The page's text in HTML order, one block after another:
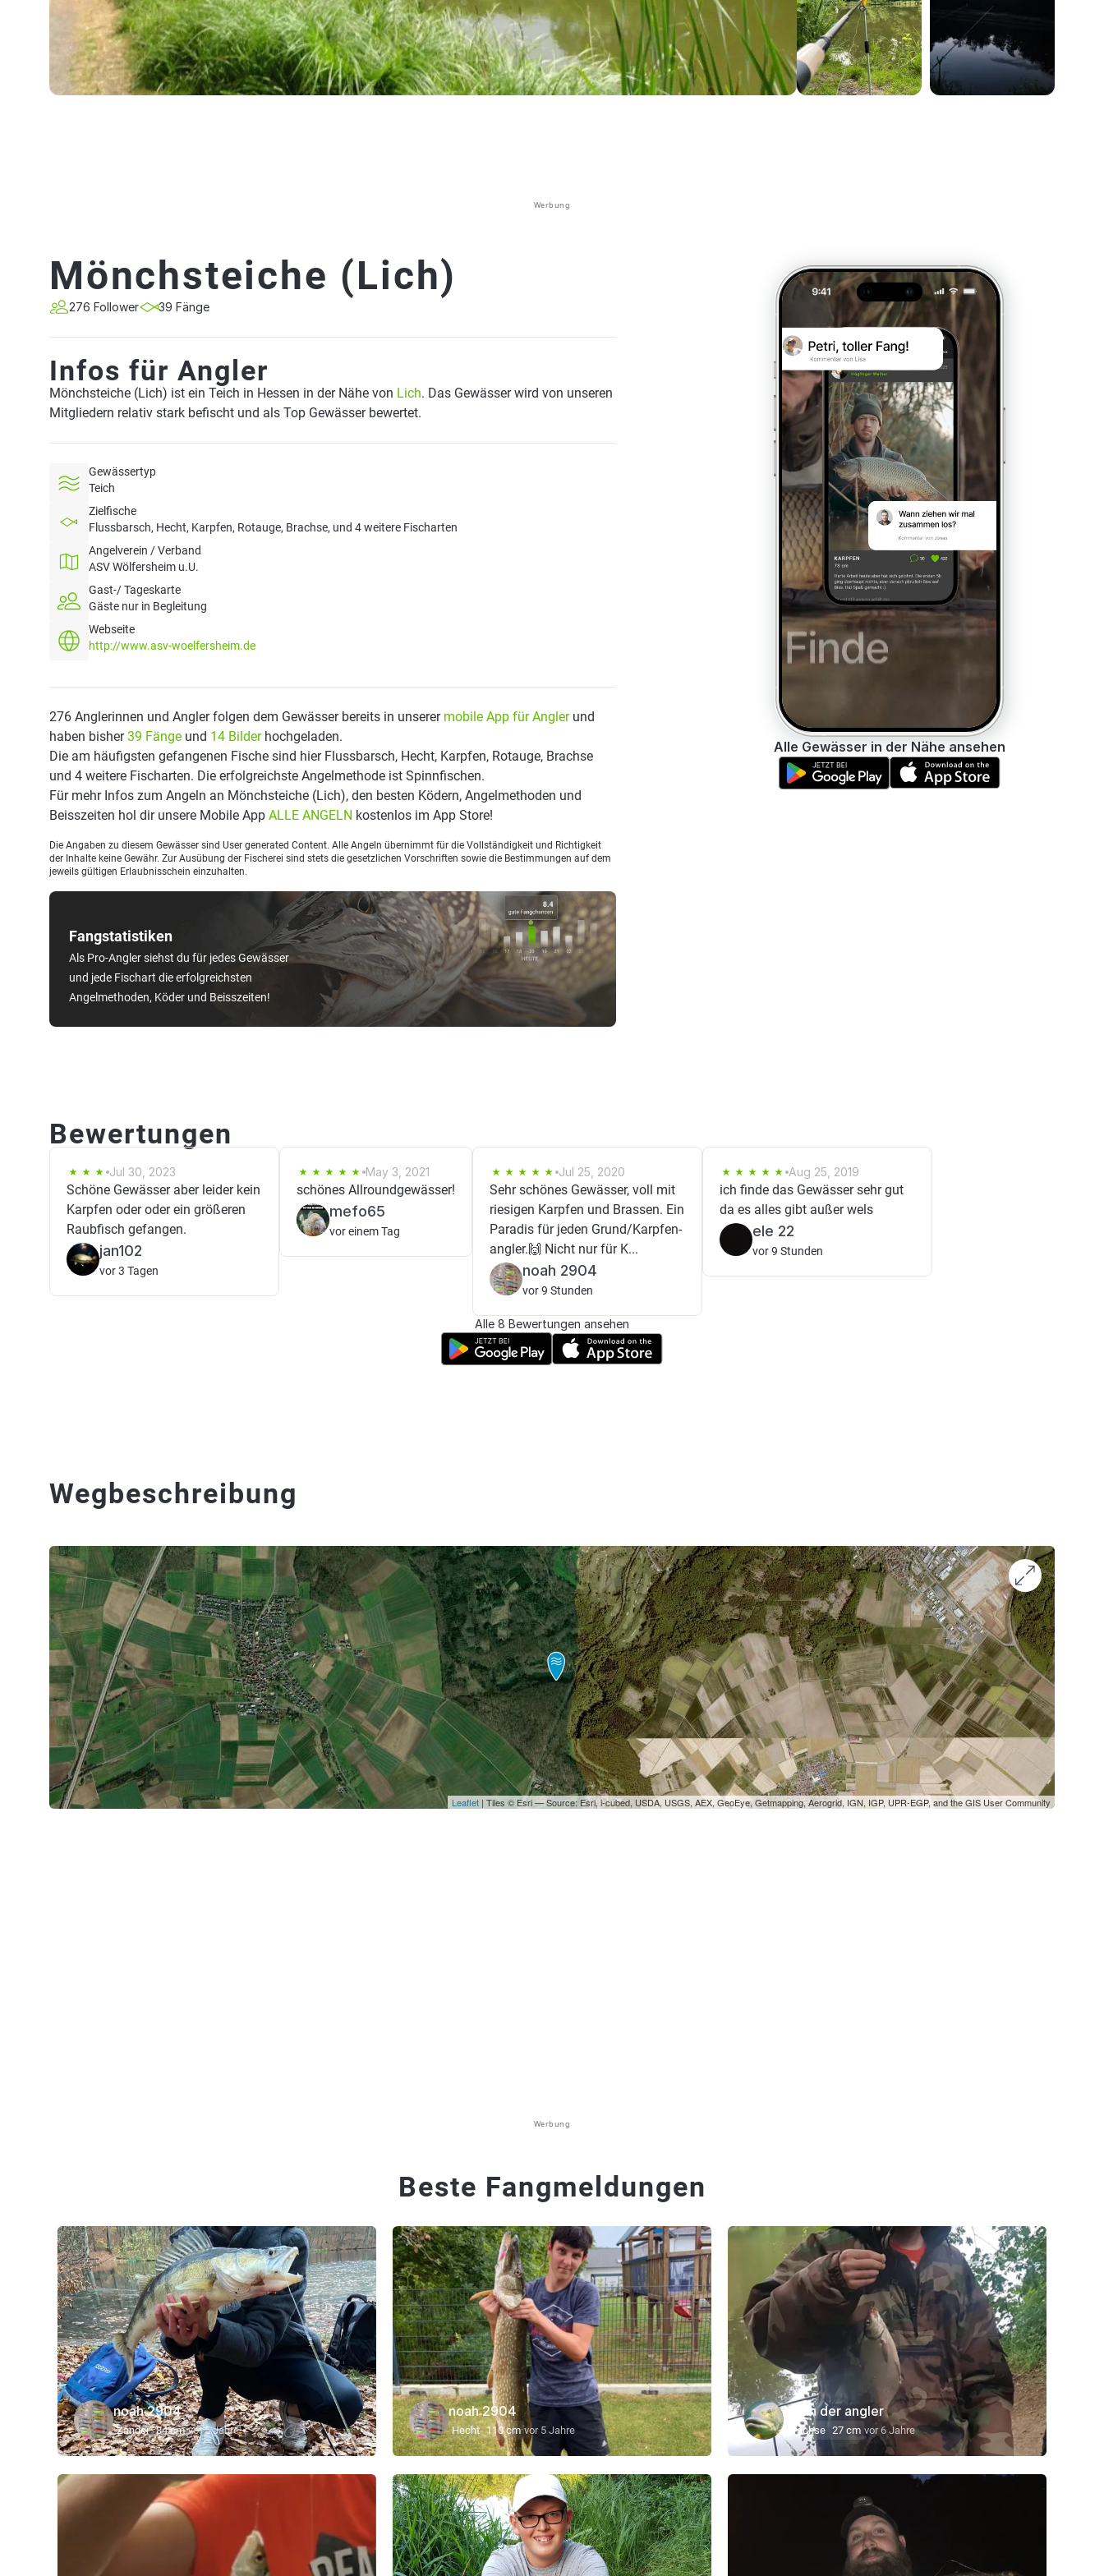
Werbung
Mönchsteiche (Lich)
276 Follower 39 Fänge
Infos für Angler
Mönchsteiche (Lich) ist ein Teich in Hessen in der Nähe von Lich. Das Gewässer wird von unseren
Mitgliedern relativ stark befischt und als Top Gewässer bewertet.
Gewässertyp
Teich
Zielfische
Flussbarsch, Hecht, Karpfen, Rotauge, Brachse, und 4 weitere Fischarten
Angelverein / Verband
ASV Wölfersheim u.U.
Gast-/ Tageskarte
Gäste nur in Begleitung
Webseite
http://www.asv-woelfersheim.de
Fangstatistiken
Als Pro-Angler siehst du für jedes Gewässer
und jede Fischart die erfolgreichsten
Angelmethoden, Köder und Beisszeiten!
276 Anglerinnen und Angler folgen dem Gewässer bereits in unserer mobile App für Anglerund
haben bisher39 Fänge und 14 Bilderhochgeladen.
Die am häufigsten gefangenen Fische sind hier Flussbarsch, Hecht, Karpfen, Rotauge, Brachse
und 4 weitere Fischarten. Die erfolgreichste Angelmethode ist Spinnfischen.
Für mehr Infos zum Angeln an Mönchsteiche (Lich), den besten Ködern, Angelmethoden und
Beisszeiten hol dir unsere Mobile App ALLE ANGELN kostenlos im App Store!
Die Angaben zu diesem Gewässer sind User generated Content. Alle Angeln übernimmt für die Vollständigkeit und Richtigkeit
der Inhalte keine Gewähr. Zur Ausübung der Fischerei sind stets die gesetzlichen Vorschriften sowie die Bestimmungen auf dem
jeweils gültigen Erlaubnisschein einzuhalten.
Alle Gewässer in der Nähe ansehen
Bewertungen
Jul 30, 2023
Schöne Gewässer aber leider kein
Karpfen oder oder ein größeren
Raubfisch gefangen.
jan102
vor 3 Tagen
May 3, 2021
schönes Allroundgewässer!
mefo65
vor einem Tag
Jul 25, 2020
Sehr schönes Gewässer, voll mit
riesigen Karpfen und Brassen. Ein
Paradis für jeden Grund/Karpfen-
angler.🙌 Nicht nur für K...
noah 2904
vor 9 Stunden
Aug 25, 2019
ich finde das Gewässer sehr gut
da es alles gibt außer wels
ele 22
vor 9 Stunden
Alle 8 Bewertungen ansehen
Wegbeschreibung
Leaflet | Tiles © Esri — Source: Esri, i-cubed, USDA, USGS, AEX, GeoEye, Getmapping, Aerogrid, IGN, IGP, UPR-EGP, and the GIS User Community
Werbung
Beste Fangmeldungen
noah 2904
Zander 84 cm vor 5 Jahre
noah 2904
Hecht 110 cm vor 5 Jahre
Noah der angler
Brachse 27 cm vor 6 Jahre